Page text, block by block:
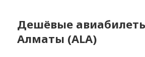
Дешёвые
Алматы (ALA)